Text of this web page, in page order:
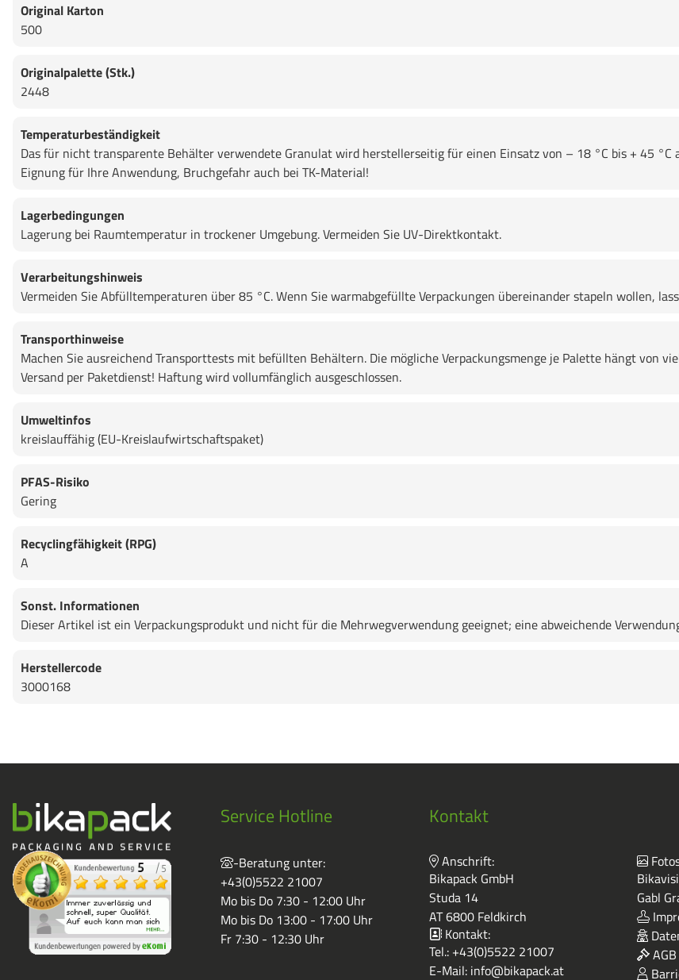
Original Karton
500
Originalpalette (Stk.)
2448
Temperaturbeständigkeit
Das für nicht transparente Behälter verwendete Granulat wird herstellerseitig für einen Einsatz von – 18 °C bis + 45 °C
Eignung für Ihre Anwendung, Bruchgefahr auch bei TK-Material!
Lagerbedingungen
Lagerung bei Raumtemperatur in trockener Umgebung. Vermeiden Sie UV-Direktkontakt.
Verarbeitungshinweis
Vermeiden Sie Abfülltemperaturen über 85 °C. Wenn Sie warmabgefüllte Verpackungen übereinander stapeln wollen,
Transporthinweise
Machen Sie ausreichend Transporttests mit befüllten Behältern. Die mögliche Verpackungsmenge je Palette hängt von
Versand per Paketdienst! Haftung wird vollumfänglich ausgeschlossen.
Umweltinfos
kreislauffähig (EU-Kreislaufwirtschaftspaket)
PFAS-Risiko
Gering
Recyclingfähigkeit (RPG)
A
Sonst. Informationen
Dieser Artikel ist ein Verpackungsprodukt und nicht für die Mehrwegverwendung geeignet; eine abweichende
Herstellercode
3000168
Service Hotline
-Beratung unter:
+43(0)5522 21007
Mo bis Do 7:30 - 12:00 Uhr
Mo bis Do 13:00 - 17:00 Uhr
Fr 7:30 - 12:30 Uhr
Kontakt
Anschrift:
Bikapack GmbH
Studa 14
AT 6800 Feldkirch
Kontakt:
Tel.: +43(0)5522 21007
E-Mail: info@bikapack.at
Gabl
AGB